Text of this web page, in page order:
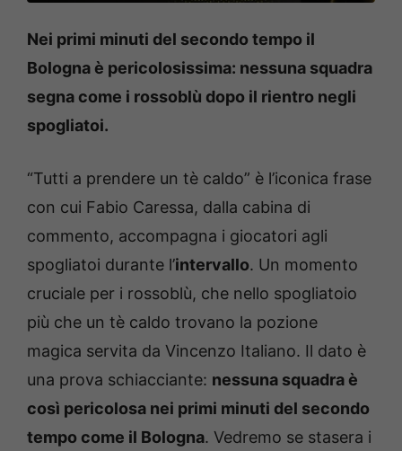
Nei primi minuti del secondo tempo il
Bologna è pericolosissima: nessuna squadra
segna come i rossoblù dopo il rientro negli
spogliatoi.
“Tutti a prendere un tè caldo” è l’iconica frase
con cui Fabio Caressa, dalla cabina di
commento, accompagna i giocatori agli
spogliatoi durante l’intervallo. Un momento
cruciale per i rossoblù, che nello spogliatoio
più che un tè caldo trovano la pozione
magica servita da Vincenzo Italiano. Il dato è
una prova schiacciante: nessuna squadra è
così pericolosa nei primi minuti del secondo
tempo come il Bologna. Vedremo se stasera i